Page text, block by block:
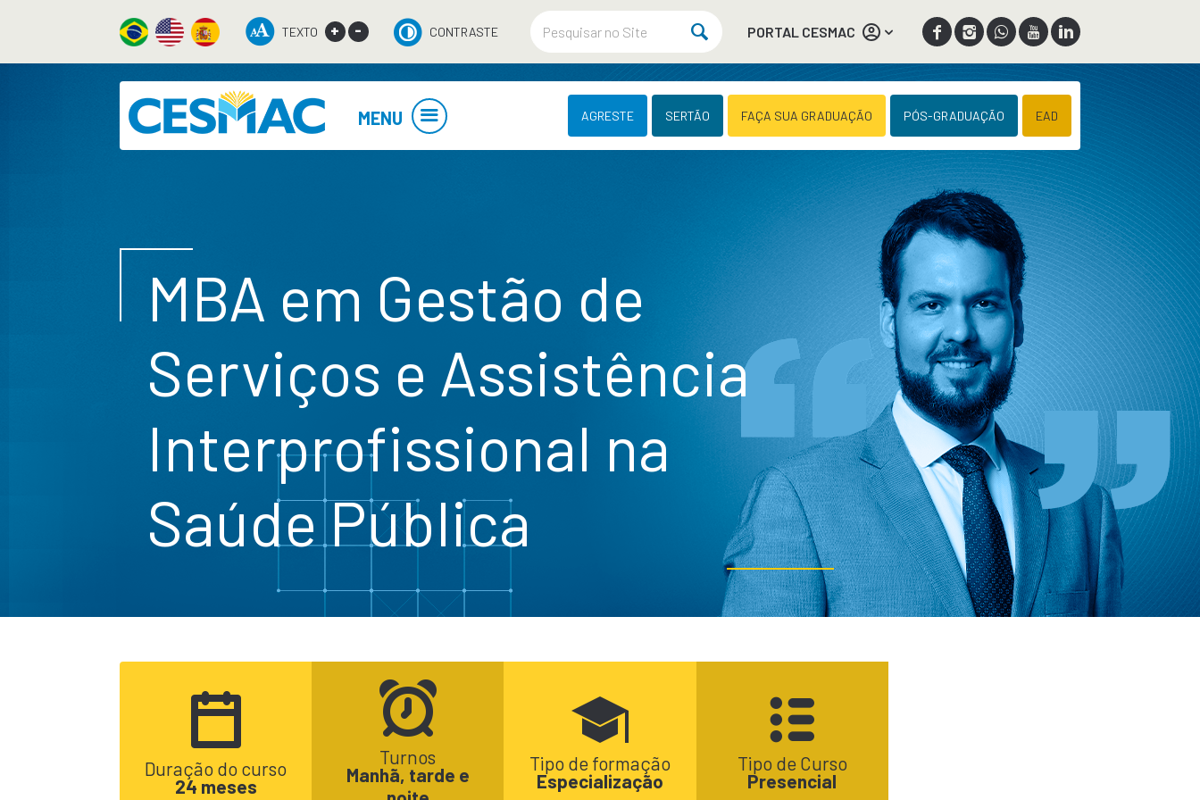
TEXTO + - CONTRASTE PORTAL CESMAC
MENU AGRESTE SERTÃO FAÇA SUA GRADUAÇÃO PÓS-GRADUAÇÃO EAD
MBA em Gestão de
Serviços e Assistência
Interprofissional na
Saúde Pública
Duração do curso
24 meses
Turnos
Manhã, tarde e
Tipo de formação
Especialização
Tipo de Curso
Presencial